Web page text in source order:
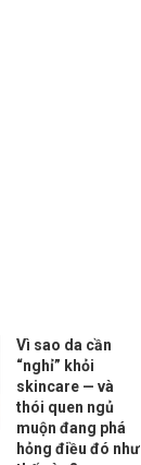
Vì sao da cần
“nghỉ” khỏi
skincare — và
thói quen ngủ
muộn đang phá
hỏng điều đó như